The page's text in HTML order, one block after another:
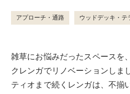
アプローチ・通路 ウッドデッキ・テ
雑草にお悩みだったスペースを
クレンガでリノベーションしま
ティオまで続くレンガは、不揃